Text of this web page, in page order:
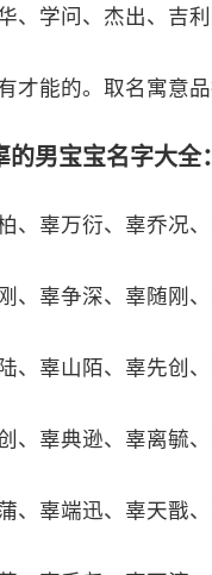
、学问、杰出、吉
才能的。取名寓意
男宝宝名字大全：
、辜万衍、辜乔况
、辜争深、辜随刚
、辜山陌、辜先创
、辜典逊、辜离毓
、辜端迅、辜天戬